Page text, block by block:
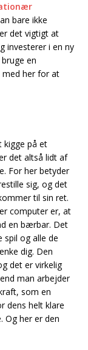
bare ikke
det vigtigt at
investerer i en ny
en
her for at
kigge på et
det altså lidt af
For her betyder
sig, og det
til sin ret.
computer er, at
en bærbar. Det
spil og alle de
dig. Den
det er virkelig
man arbejder
som en
dens helt klare
Og her er den